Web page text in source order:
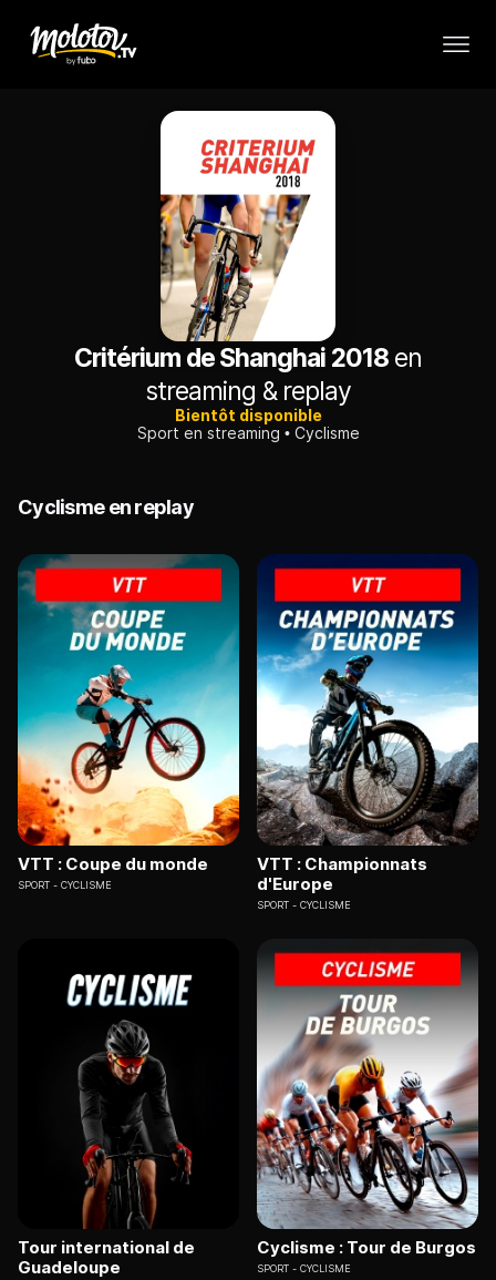
Critérium de Shanghai 2018en
streaming & replay
Bientôt disponible
Sport en streaming
Cyclisme
Cyclisme en replay
VTT : Coupe du monde
SPORT CYCLISME
VTT : Championnats
d'Europe
SPORT CYCLISME
Tour international de
Guadeloupe
Cyclisme : Tour de Burgos
SPORT CYCLISME